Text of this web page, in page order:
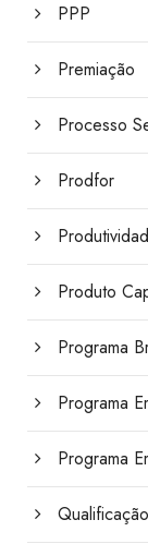
PPP
Premiação
Processo
Prodfor
Produto
Programa
Programa
Programa